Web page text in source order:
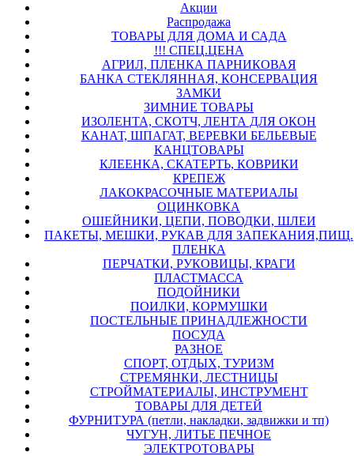
Акции
Распродажа
ТОВАРЫ ДЛЯ ДОМА И САДА
!!! СПЕЦ.ЦЕНА
АГРИЛ, ПЛЕНКА ПАРНИКОВАЯ
БАНКА СТЕКЛЯННАЯ, КОНСЕРВАЦИЯ
ЗАМКИ
ЗИМНИЕ ТОВАРЫ
ИЗОЛЕНТА, СКОТЧ, ЛЕНТА ДЛЯ ОКОН
КАНАТ, ШПАГАТ, ВЕРЕВКИ БЕЛЬЕВЫЕ
КАНЦТОВАРЫ
КЛЕЕНКА, СКАТЕРТЬ, КОВРИКИ
КРЕПЕЖ
ЛАКОКРАСОЧНЫЕ МАТЕРИАЛЫ
ОЦИНКОВКА
ОШЕЙНИКИ, ЦЕПИ, ПОВОДКИ, ШЛЕИ
ПАКЕТЫ, МЕШКИ, РУКАВ ДЛЯ ЗАПЕКАНИЯ,ПИЩ.
ПЛЕНКА
ПЕРЧАТКИ, РУКОВИЦЫ, КРАГИ
ПЛАСТМАССА
ПОДОЙНИКИ
ПОИЛКИ, КОРМУШКИ
ПОСТЕЛЬНЫЕ ПРИНАДЛЕЖНОСТИ
ПОСУДА
РАЗНОЕ
СПОРТ, ОТДЫХ, ТУРИЗМ
СТРЕМЯНКИ, ЛЕСТНИЦЫ
СТРОЙМАТЕРИАЛЫ, ИНСТРУМЕНТ
ТОВАРЫ ДЛЯ ДЕТЕЙ
ФУРНИТУРА (петли, накладки, задвижки и тп)
ЧУГУН, ЛИТЬЕ ПЕЧНОЕ
ЭЛЕКТРОТОВАРЫ